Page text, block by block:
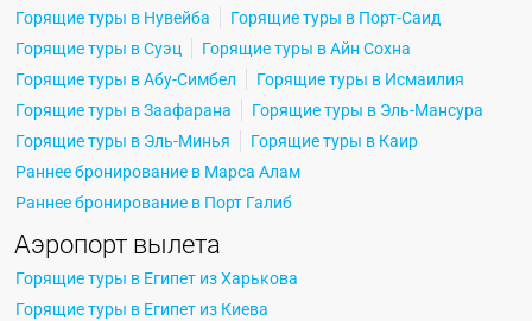
Горящие туры в Нувейба
Горящие туры в Порт-Саид
Горящие туры в Суэц
Горящие туры в Айн Сохна
Горящие туры в Абу-Симбел
Горящие туры в Исмаилия
Горящие туры в Заафарана
Горящие туры в Эль-Мансура
Горящие туры в Эль-Минья
Горящие туры в Каир
Раннее бронирование в Марса Алам
Раннее бронирование в Порт Галиб
Аэропорт вылета
Горящие туры в Египет из Харькова
Горящие туры в Египет из Киева